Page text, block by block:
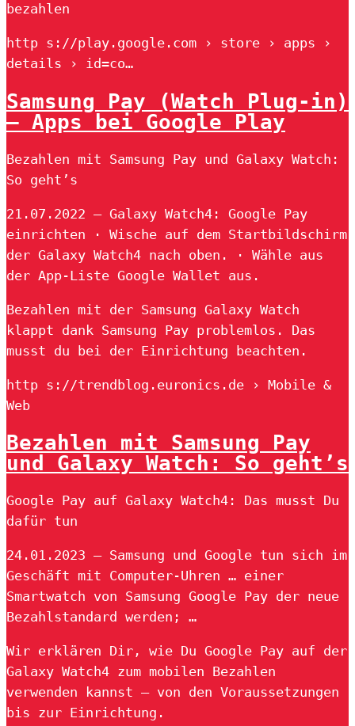
bezahlen
http s://play.google.com › store › apps ›
details › id=co…
Samsung Pay (Watch Plug-in)
– Apps bei Google Play
Bezahlen mit Samsung Pay und Galaxy Watch:
So geht’s
21.07.2022 — Galaxy Watch4: Google Pay
einrichten · Wische auf dem Startbildschirm
der Galaxy Watch4 nach oben. · Wähle aus
der App-Liste Google Wallet aus.
Bezahlen mit der Samsung Galaxy Watch
klappt dank Samsung Pay problemlos. Das
musst du bei der Einrichtung beachten.
http s://trendblog.euronics.de › Mobile &
Web
Bezahlen mit Samsung Pay
und Galaxy Watch: So geht’s
Google Pay auf Galaxy Watch4: Das musst Du
dafür tun
24.01.2023 — Samsung und Google tun sich im
Geschäft mit Computer-Uhren … einer
Smartwatch von Samsung Google Pay der neue
Bezahlstandard werden; …
Wir erklären Dir, wie Du Google Pay auf der
Galaxy Watch4 zum mobilen Bezahlen
verwenden kannst – von den Voraussetzungen
bis zur Einrichtung.